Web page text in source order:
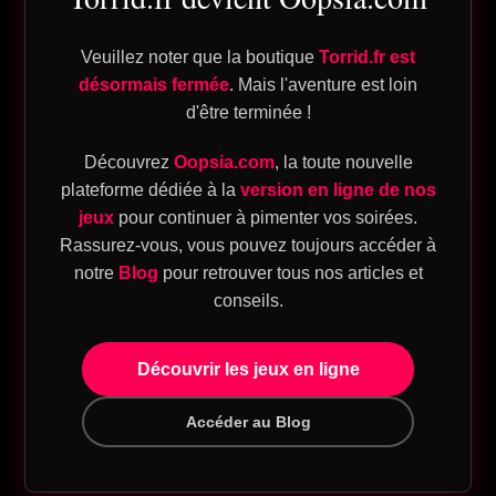
Bar à
maison
40–60
min
nocturne
min
Bar à tapas maison et
dégustation à l’aveugle
On picore, on commente, on rit. Disposez 6 à
Veuillez noter que la boutique Torrid.fr est
désormais fermée. Mais l'aventure est loin
d'être terminée !
Découvrez Oopsia.com, la toute nouvelle
plateforme dédiée à la version en ligne de nos
jeux pour continuer à pimenter vos soirées.
Rassurez-vous, vous pouvez toujours accéder à
notre Blog pour retrouver tous nos articles et
conseils.
Découvrir les jeux en ligne
Accéder au Blog